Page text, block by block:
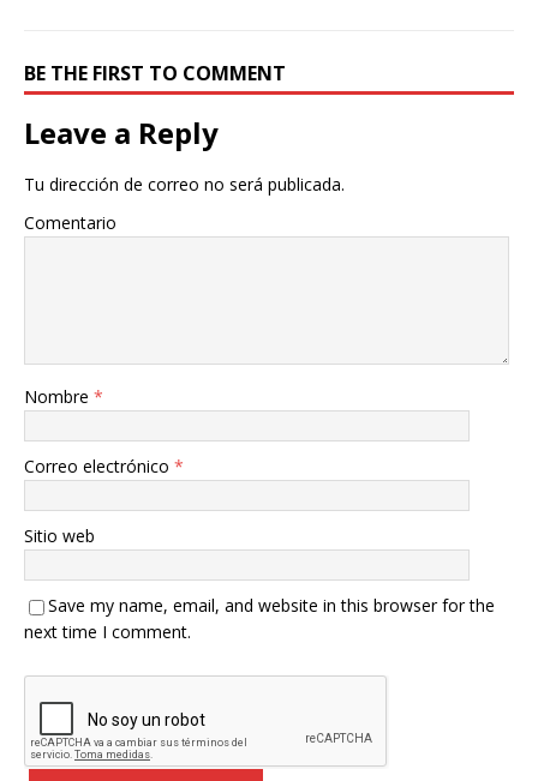
BE THE FIRST TO COMMENT
Leave a Reply
Tu dirección de correo no será publicada.
Comentario
Nombre *
Correo electrónico *
Sitio web
Save my name, email, and website in this browser for the
next time I comment.